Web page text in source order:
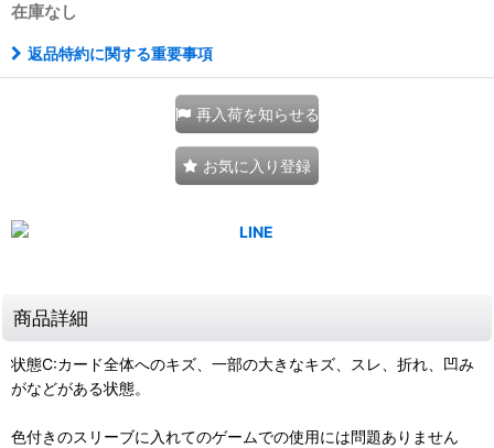
在庫なし
返品特約に関する重要事項
再入荷を知らせる
お気に入り登録
商品詳細
状態C:カード全体へのキズ、一部の大きなキズ、スレ、折れ、凹み
がなどがある状態。
色付きのスリーブに入れてのゲームでの使用には問題ありません